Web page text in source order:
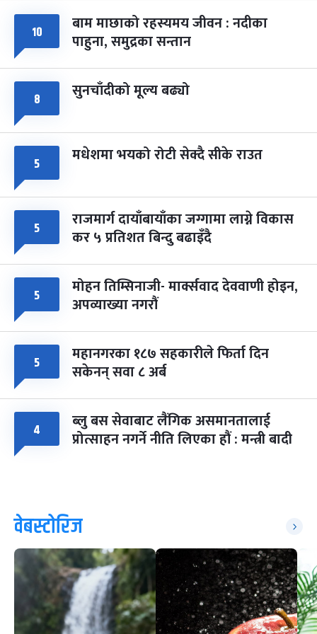
८ फागुपूर्णिमा
चैत्र ८, २०८३-Mar 22, 2027
७ महिना बाँकी
१० बाम माछाको रहस्यमय जीवन : नदीका
पाहुना, समुद्रका सन्तान
८ सुनचाँदीको मूल्य बढ्यो
५ मधेशमा भयको रोटी सेक्दै सीके राउत
५ राजमार्ग दायाँबायाँका जग्गामा लाग्ने विकास
कर ५ प्रतिशत बिन्दु बढाइँदै
५ मोहन तिम्सिनाजी- मार्क्सवाद देववाणी होइन,
अपव्याख्या नगरौं
५ महानगरका १८७ सहकारीले फिर्ता दिन
सकेनन् सवा ८ अर्ब
४ ब्लु बस सेवाबाट लैंगिक असमानतालाई
प्रोत्साहन नगर्ने नीति लिएका हौं : मन्त्री बादी
वेबस्टोरिज